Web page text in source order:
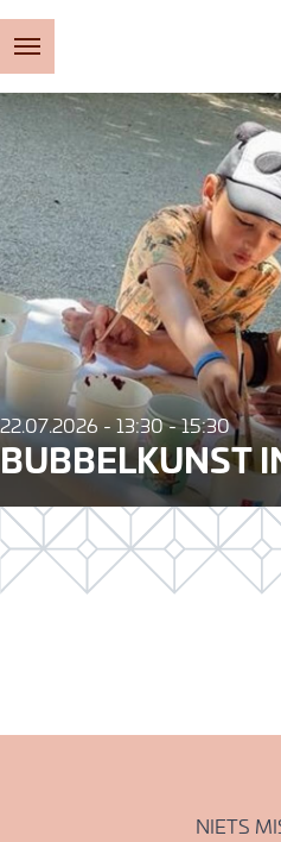
22.07.2026 - 13:30 - 15:30
BUBBELKUNST
NIETS